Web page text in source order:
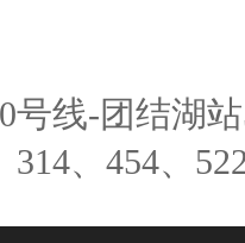
号线-团结湖
、454、